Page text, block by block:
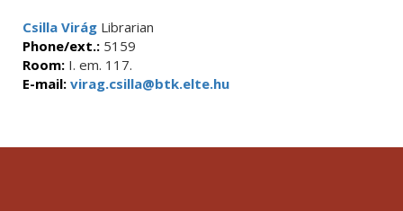
Csilla Virág Librarian
Phone/ext.: 5159
Room: I. em. 117.
E-mail: virag.csilla@btk.elte.hu